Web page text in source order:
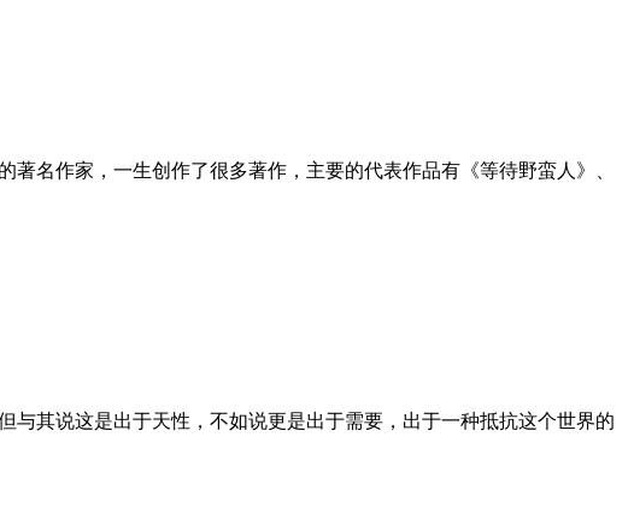
名作家，一生创作了很多著作，主要的代表作品有《等待野蛮人》、
其说这是出于天性，不如说更是出于需要，出于一种抵抗这个世界的